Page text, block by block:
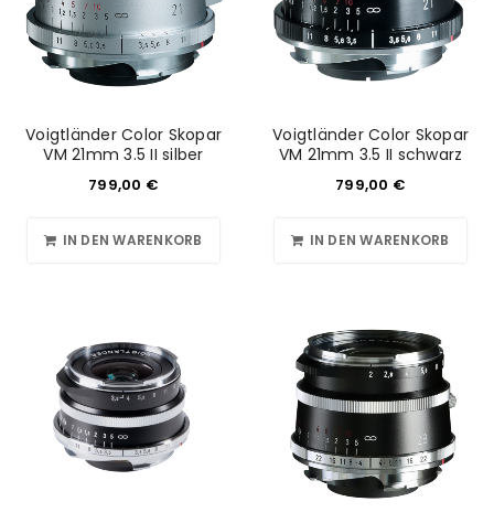
Voigtländer Color Skopar
VM 21mm 3.5 II silber
799,00 €
IN DEN WARENKORB
Voigtländer Color Skopar
VM 21mm 3.5 II schwarz
799,00 €
IN DEN WARENKORB